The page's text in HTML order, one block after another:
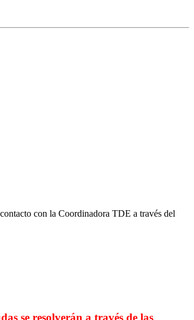
con la Coordinadora TDE a través del
se resolverán a través de las